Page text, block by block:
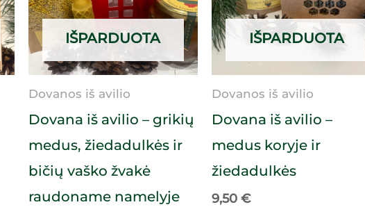
IŠPARDUOTA
Dovanos iš avilio
Dovana iš avilio – grikių
medus, žiedadulkės ir
bičių vaško žvakė
raudoname namelyje
IŠPARDUOTA
Dovanos iš avilio
Dovana iš avilio –
medus koryje ir
žiedadulkės
9,50€